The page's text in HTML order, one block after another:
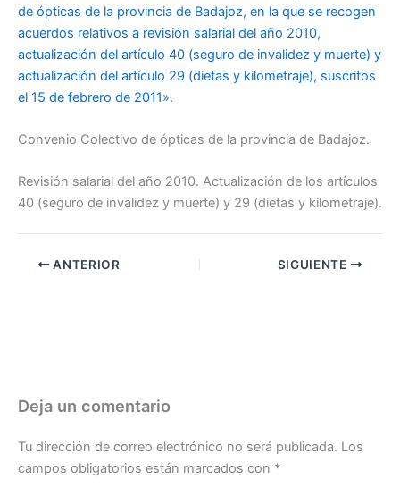
de ópticas de la provincia de Badajoz, en la que se recogen
acuerdos relativos a revisión salarial del año 2010,
actualización del artículo 40 (seguro de invalidez y muerte) y
actualización del artículo 29 (dietas y kilometraje), suscritos
el 15 de febrero de 2011».
Convenio Colectivo de ópticas de la provincia de Badajoz.
Revisión salarial del año 2010. Actualización de los artículos
40 (seguro de invalidez y muerte) y 29 (dietas y kilometraje).
ANTERIOR SIGUIENTE
Deja un comentario
Tu dirección de correo electrónico no será publicada. Los
campos obligatorios están marcados con *